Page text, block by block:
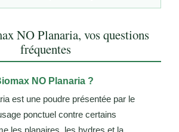
NO Planaria, vos questions
fréquentes
NO Planaria ?
est une poudre présentée par le
ponctuel contre certains
les planaires, les hydres et la